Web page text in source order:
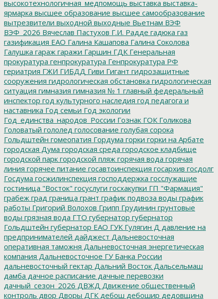
высокотехнологичная_медпомощь выставка выставка-
ярмарка высшее образование высшее самообразование
вытрезвители выходной выходные Вьетнам ВЭФ
ВЭФ_2026 Вячеслав Пастухов Г.И. Радде гадюка газ
газификация ЕАО Галина Кашапова Галина Соколова
Галушка гараж гаражи Гаршин ГДК Генеральная
прокуратура генпрокуратура Генпрокуратура РФ
гериатрия ГЖИ ГИБДД Гиви Гигант гидрозащитные
сооружения гидрологическая обстановка гидрологическая
ситуация гимназия гимназия № 1 главный федеральный
инспектор год культурного наследия год педагога и
наставника Год семьи Год экологии
Год_единства_народов_России Гознак ГОК Голикова
Головатый гололед голосование голубая сорока
Гольдштейн гомеопатия Гордума горки горки на Арбате
городская Дума городская среда городское кладбище
городской парк городской пляж горячая вода горячая
линия горячее питание госавтоинспекция госархив госдолг
Госдума госжилинспекция господдержка госслужащие
гостиница "Восток" госуслуги госхакупки ГП "Фармация"
грабеж град граница грант график подвоза воды график
работы Григорий Волохов Грипп Грудинин грунтовые
воды грязная вода ГТО губернатор губернатор
Гольдштейн губернатор ЕАО ГУК Гулягин Д давление на
предпринимателей дайджест Дальневосточная
оперативная таможня Дальневосточная энергетическая
компания Дальневосточное ГУ Банка России
дальневосточный гектар Дальний Восток Дальсельмаш
дамба дачное расписание дачные перевозки
дачный_сезон_2026 ДВЖД Движение общественный
контроль двор Дворы ДГК дебош дебошир дедовщина